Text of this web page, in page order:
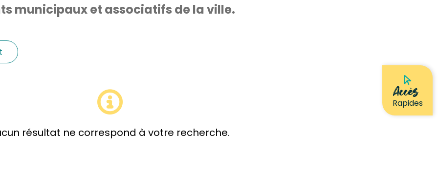
Accès
Rapides
municipaux et associatifs de la ville.
résultat ne correspond à votre recherche.